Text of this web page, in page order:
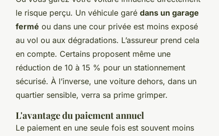
le risque perçu. Un véhicule garé dans un garage
fermé ou dans une cour privée est moins exposé
au vol ou aux dégradations. L’assureur prend cela
en compte. Certains proposent même une
réduction de 10 à 15 % pour un stationnement
sécurisé. À l’inverse, une voiture dehors, dans un
quartier sensible, verra sa prime grimper.
L'avantage du paiement annuel
Le paiement en une seule fois est souvent moins